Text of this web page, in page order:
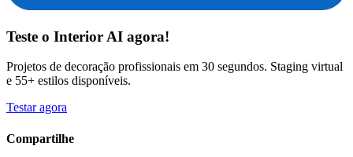
Teste o Interior AI agora!
Projetos de decoração profissionais em 30 segundos. Staging virtual
e 55+ estilos disponíveis.
Testar agora
Compartilhe